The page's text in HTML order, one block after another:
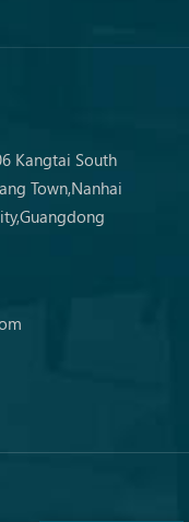
Kangtai South
Town,Nanhai